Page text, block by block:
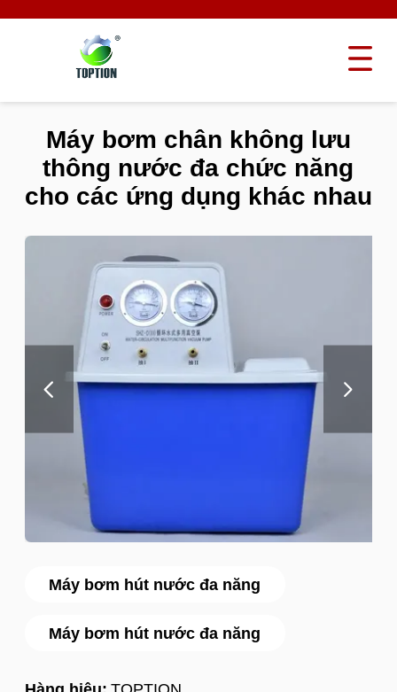
Máy bơm hút nước đa năng
Máy bơm hút nước đa năng
Máy bơm chân không lưu
thông nước đa chức năng
cho các ứng dụng khác nhau